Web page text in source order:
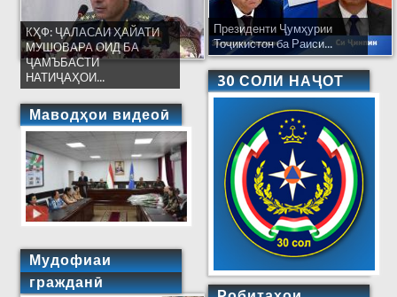
КҲФ: ҶАЛАСАИ ҲАЙАТИ
МУШОВАРА ОИД БА
ҶАМЪБАСТИ
НАТИҶАҲОИ...
Маводҳои видеоӣ
Мудофиаи
гражданӣ
Президенти Ҷумҳурии
Тоҷикистон ба Раиси...
30 СОЛИ НАҶОТ